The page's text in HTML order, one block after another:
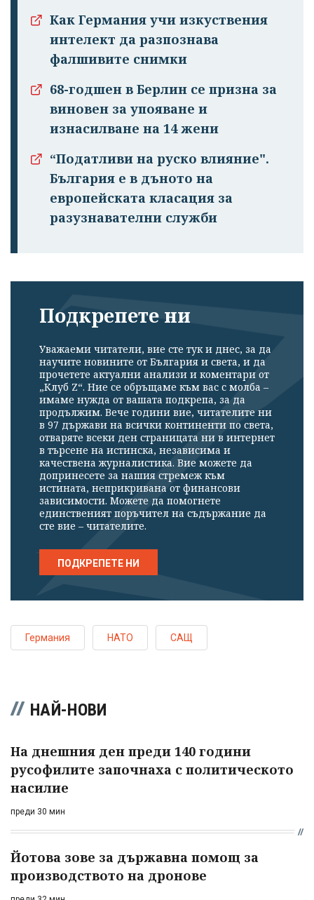
Успешно
профила си!
Как Германия учи изкуствения
интелект да разпознава
фалшивите снимки
68-годшен в Берлин се призна за
виновен за упояване и
изнасилване на 14 жени
“Податливи на руско влияние".
България е в дъното на
европейската класация за
разузнавателни служби
Подкрепете ни
Уважаеми читатели, вие сте тук и днес, за да
научите новините от България и света, и да
прочетете актуални анализи и коментари от
„Клуб Z“. Ние се обръщаме към вас с молба –
имаме нужда от вашата подкрепа, за да
продължим. Вече години вие, читателите ни
в 97 държави на всички континенти по света,
отваряте всеки ден страницата ни в интернет
в търсене на истинска, независима и
качествена журналистика. Вие можете да
допринесете за нашия стремеж към
истината, неприкривана от финансови
зависимости. Можете да помогнете
единственият поръчител на съдържание да
сте вие – читателите.
ПОДКРЕПЕТЕ НИ
Германия НАТО САЩ
НАЙ-НОВИ
На днешния ден преди 140 години
русофилите започнаха с политическото
насилие
преди 30 мин
Йотова зове за държавна помощ за
производството на дронове